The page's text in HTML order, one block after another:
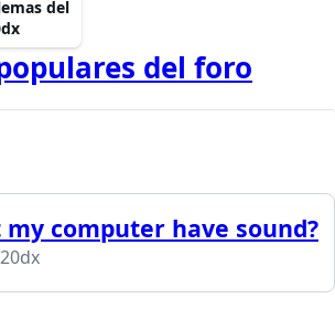
del
del foro
computer have sound?